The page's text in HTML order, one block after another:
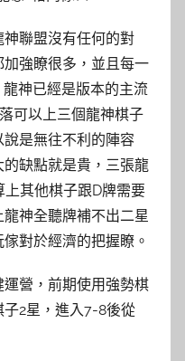
聯盟沒有任何的對
強瞭很多，並且每一
神已經是版本的主流
可以上三個龍神棋子
是無往不利的陣容
缺點就是貴，三張龍
其他棋子跟D牌需要
神全聽牌補不出二星
對於經濟的把握瞭。
營，前期使用強勢棋
2星，進入7-8後從